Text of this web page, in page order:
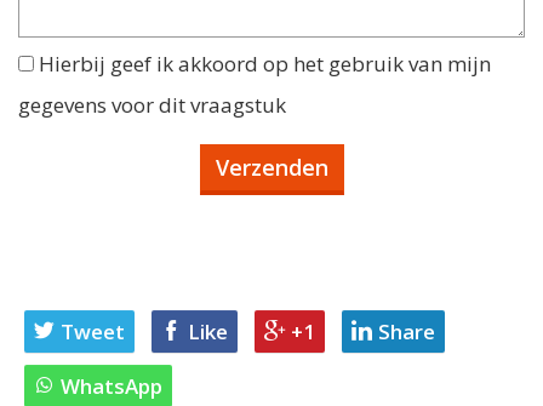
Hierbij geef ik akkoord op het gebruik van mijn
gegevens voor dit vraagstuk
Tweet Like +1
Share
WhatsApp